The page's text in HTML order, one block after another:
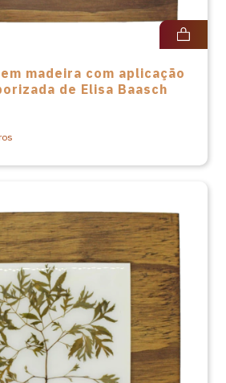
madeira com aplicação
de Elisa Baasch